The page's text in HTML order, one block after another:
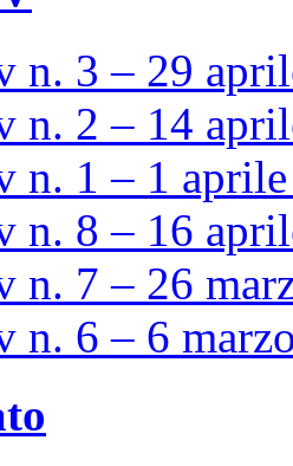
n. 3 – 29
n. 2 – 14
n. 1 – 1
n. 8 – 16
n. 7 – 26
n. 6 – 6